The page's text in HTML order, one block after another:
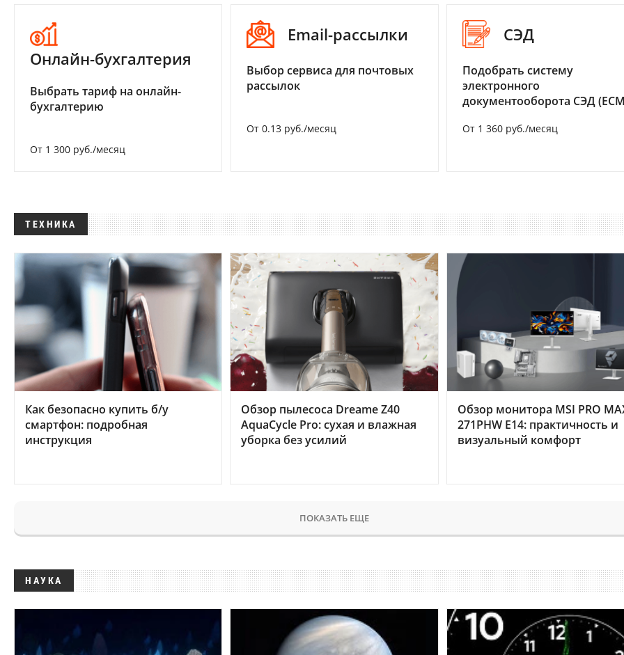
Онлайн-бухгалтерия
Выбрать тариф на онлайн-
бухгалтерию
От 1 300 руб./месяц
Email-рассылки
Выбор сервиса для почтовых
рассылок
От 0.13 руб./месяц
СЭД
Подобрать систему
электронного
документооборота СЭД
От 1 360 руб./месяц
ТЕХНИКА
Как безопасно купить б/у
смартфон: подробная
инструкция
Обзор пылесоса Dreame Z40
AquaCycle Pro: сухая и влажная
уборка без усилий
Обзор монитора MSI PRO
271PHW E14: практичность и
визуальный комфорт
ПОКАЗАТЬ ЕЩЕ
НАУКА